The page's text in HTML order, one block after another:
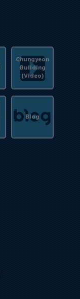
Chungyeon
Building
(Video)
Blog